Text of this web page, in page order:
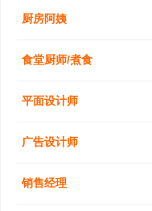
厨房阿姨
食堂厨师/煮食
平面设计师
广告设计师
销售经理